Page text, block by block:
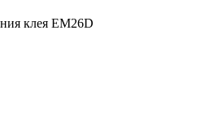
клея EM26D